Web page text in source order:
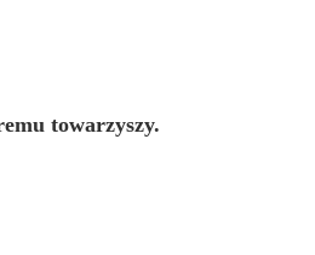
towarzyszy.